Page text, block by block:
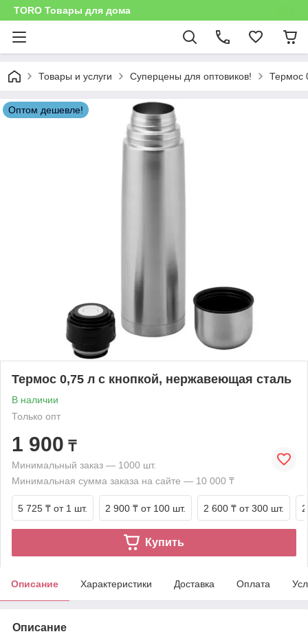
TORO Товары для дома
Товары и услуги Суперцены для оптовиков! Термос
Оптом дешевле!
Термос 0,75 л с кнопкой, нержавеющая сталь
В наличии
Только опт
1 900 ₸
Минимальный заказ — 1000 шт.
Минимальная сумма заказа на сайте — 10 000 ₸
5 725 ₸ от 1 шт. 2 900 ₸ от 100 шт. 2 600 ₸ от 300 шт.
Купить
Описание Характеристики Доставка Оплата
Описание